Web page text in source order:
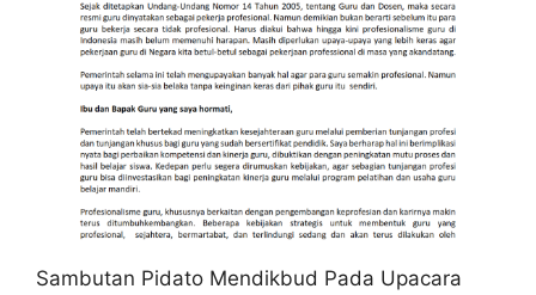
Sambutan Pidato Mendikbud Pada Upacara